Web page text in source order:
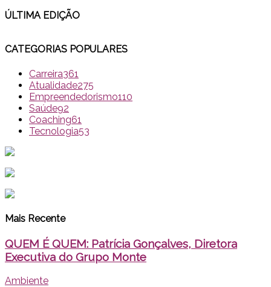
ÚLTIMA EDI ÇÃO
CATEGORIAS POPULARES
Carreira361
Atualidade275
Empreendedorismo110
Saúde92
Coaching61
Tecnologia53
Mais Recente
QUEM É QUEM: Patrícia Gonçalves, Diretora
Executiva do Grupo Monte
Ambiente